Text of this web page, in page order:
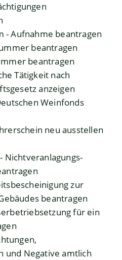
- Aufnahme beantragen
beantragen
beantragen
Tätigkeit nach
anzeigen
Weinfonds
neu ausstellen
Nichtveranlagungs-
zur
beantragen
für ein
und Negative amtlich